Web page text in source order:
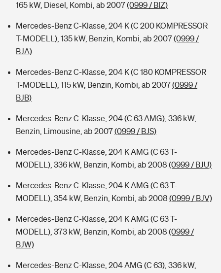
165 kW, Diesel, Kombi, ab 2007(0999 / BIZ)
Mercedes-Benz C-Klasse, 204 K (C 200 KOMPRESSOR
T-MODELL), 135 kW, Benzin, Kombi, ab 2007(0999 /
BJA)
Mercedes-Benz C-Klasse, 204 K (C 180 KOMPRESSOR
T-MODELL), 115 kW, Benzin, Kombi, ab 2007(0999 /
BJB)
Mercedes-Benz C-Klasse, 204 (C 63 AMG), 336 kW,
Benzin, Limousine, ab 2007(0999 / BJS)
Mercedes-Benz C-Klasse, 204 K AMG (C 63 T-
MODELL), 336 kW, Benzin, Kombi, ab 2008 (0999 / BJU)
Mercedes-Benz C-Klasse, 204 K AMG (C 63 T-
MODELL), 354 kW, Benzin, Kombi, ab 2008 (0999 / BJV)
Mercedes-Benz C-Klasse, 204 K AMG (C 63 T-
MODELL), 373 kW, Benzin, Kombi, ab 2008 (0999 /
BJW)
Mercedes-Benz C-Klasse, 204 AMG (C 63), 336 kW,